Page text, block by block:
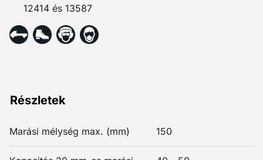
Részletek
Marási mélység max. (mm) 150
12414 és 13587